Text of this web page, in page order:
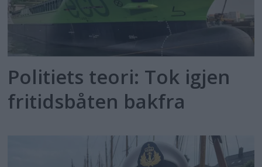
Politiets teori: Tok igjen
fritidsbåten bakfra